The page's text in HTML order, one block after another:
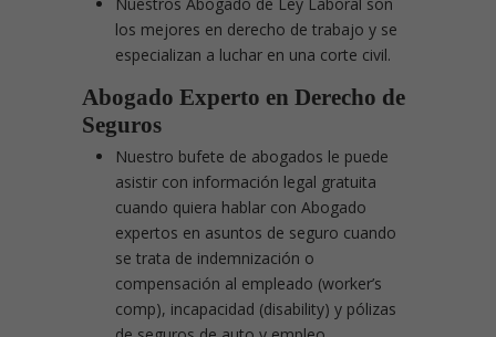
los mejores en derecho de trabajo y se
especializan a luchar en una corte civil.
Abogado Experto en Derecho de
Seguros
Nuestro bufete de abogados le puede
asistir con información legal gratuita
cuando quiera hablar con Abogado
expertos en asuntos de seguro cuando
se trata de indemnización o
compensación al empleado (worker’s
comp), incapacidad (disability) y pólizas